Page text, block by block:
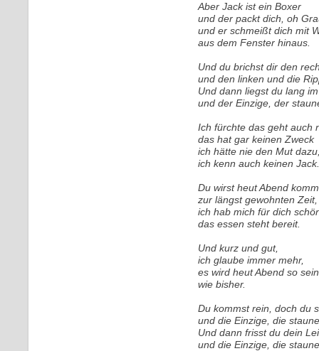
Aber Jack ist ein Boxer
und der packt dich, oh
und er schmeißt dich mit
aus dem Fenster hinaus.
Und du brichst dir den
und den linken und die
Und dann liegst du lang
und der Einzige, der
Ich fürchte das geht auch
das hat gar keinen Zweck
ich hätte nie den Mut
ich kenn auch keinen Jack.
Du wirst heut Abend
zur längst gewohnten Zeit,
ich hab mich für dich
das essen steht bereit.
Und kurz und gut,
ich glaube immer mehr,
es wird heut Abend so
wie bisher.
Du kommst rein, doch du
und die Einzige, die
Und dann frisst du dein
und die Einzige, die